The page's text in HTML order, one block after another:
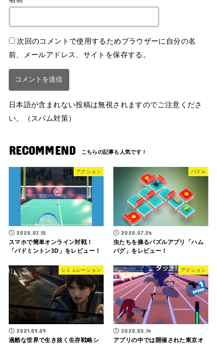
次回のコメントで使用するためブラウザーに自分の名
前、メールアドレス、サイトを保存する。
日本語が含まれない投稿は無視されますのでご注意くださ
い。（スパム対策）
RECOMMEND
アクション
2020.03.15
スマホで簡単オンライン対戦！
「バドミントン3D」をレビュー！
パズル
2020.07.26
虫たちを操るパズルアプリ「ハム
バグ」をレビュー！
シミュレーション
2021.09.09
過酷な世界で生き抜く生存戦略シ
アクション
2020.05.14
アプリの中では開催された東京オ